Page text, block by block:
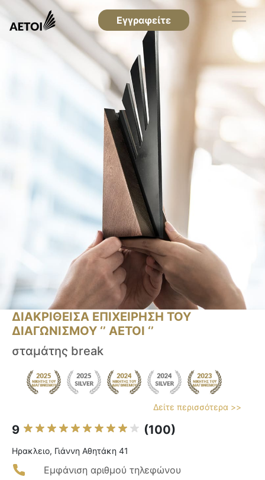
Εγγραφείτε
ΔΙΑΚΡΙΘΕΙΣΑ ΕΠΙΧΕΙΡΗΣΗ ΤΟΥ
ΔΙΑΓΩΝΙΣΜΟΥ ‘’ ΑΕΤΟΙ ‘’
σταμάτης break
Δείτε περισσότερα >>
9 (100)
Ηρακλειο, Γιάννη Αθητάκη 41
Εμφάνιση αριθμού τηλεφώνου